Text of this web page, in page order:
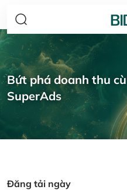
Bứt phá doanh thu
SuperAds
Đăng tải ngày